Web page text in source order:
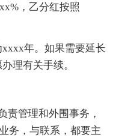
，乙分红按照
年。如果需要延长
理有关手续。
责管理和外围事务，
务，与联系，都要主